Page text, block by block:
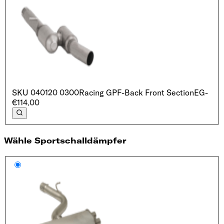
SKU 040120 0300Racing GPF-Back Front SectionEG-
€114.00
Wähle Sportschalldämpfer